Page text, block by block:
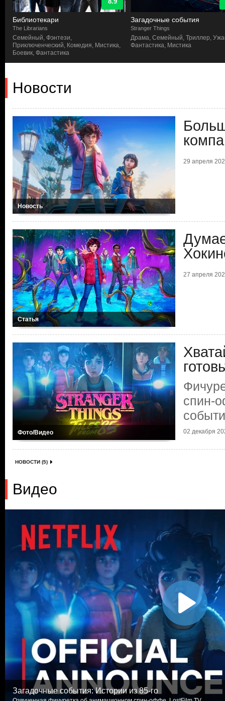
Библиотекари
The Librarians
Семейный, Фэнтези,
Приключенческий, Комедия, Мистика,
Боевик, Фантастика
Загадочные события
Stranger Things
Драма, Семейный, Триллер,
Фантастика, Мистика
Новости
Новость
29 апреля
Статья
27 апреля
Фото/Видео
спин-
02 декабря
НОВОСТИ (5)
Видео
Загадочные события: Истории из 85-го